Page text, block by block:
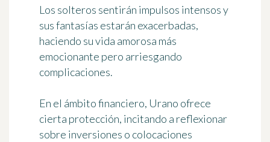
Los solteros sentirán impulsos intensos y
sus fantasías estarán exacerbadas,
haciendo su vida amorosa más
emocionante pero arriesgando
complicaciones.
En el ámbito financiero, Urano ofrece
cierta protección, incitando a reflexionar
sobre inversiones o colocaciones